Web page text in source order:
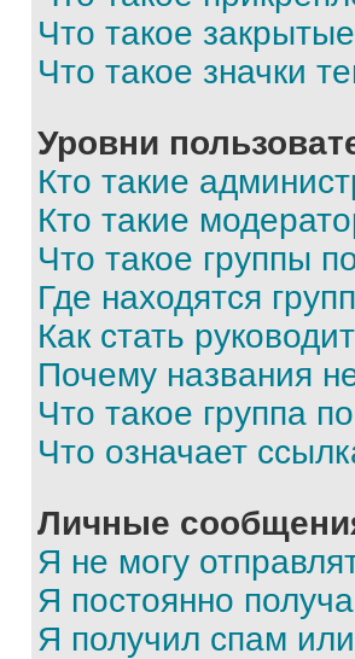
Что такое
Что такое значки
Уровни
Кто такие
Кто такие
Что такое группы
Где находятся
Как стать
Почему названия
Что такое группа
Что означает
Личные
Я не могу
Я постоянно
Я получил спам